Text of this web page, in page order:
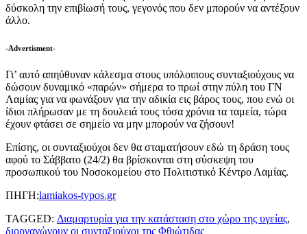
δύσκολη την επιβίωσή τους, γεγονός που δεν μπορούν να αντέξουν
άλλο.
-Advertisment-
Γι’ αυτό απηύθυναν κάλεσμα στους υπόλοιπους συνταξιούχους να
δώσουν δυναμικό «παρών» σήμερα το πρωί στην πύλη του ΓΝ
Λαμίας για να φωνάξουν για την αδικία εις βάρος τους, που ενώ οι
ίδιοι πλήρωσαν με τη δουλειά τους τόσα χρόνια τα ταμεία, τώρα
έχουν φτάσει σε σημείο να μην μπορούν να ζήσουν!
Επίσης, οι συνταξιούχοι δεν θα σταματήσουν εδώ τη δράση τους
αφού το Σάββατο (24/2) θα βρίσκονται στη σύσκεψη του
προσωπικού του Νοσοκομείου στο Πολιτιστικό Κέντρο Λαμίας.
ΠΗΓΗ:lamiakos-typos.gr
TAGGED: Διαμαρτυρία για την κατάσταση στο χώρο της υγείας,
διοργανώνουν οι συνταξιούχοι της Φθιώτιδας